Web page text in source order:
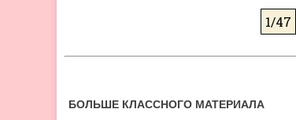
1/47